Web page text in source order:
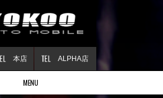
ALPHA店
本店
MENU